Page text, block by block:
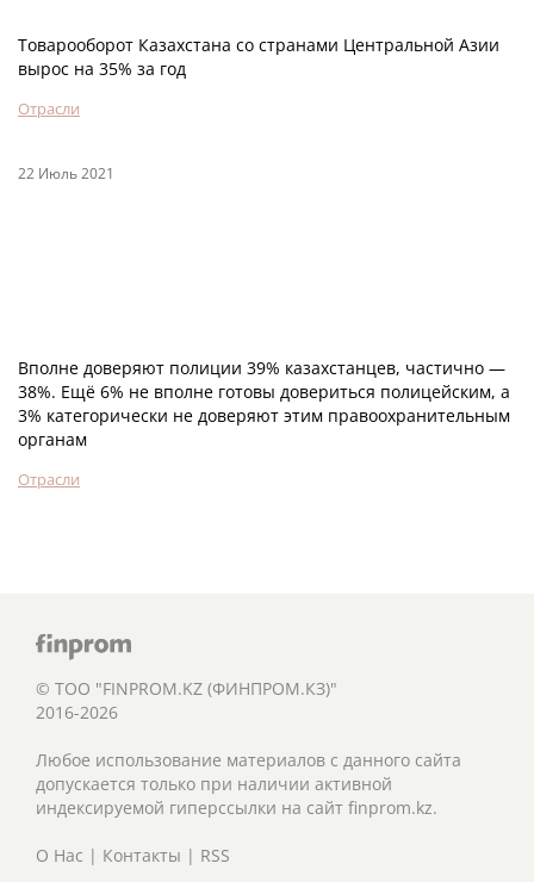
Товарооборот Казахстана со странами Центральной Азии
вырос на 35% за год
Отрасли
22 Июль 2021
Вполне доверяют полиции 39% казахстанцев, частично —
38%. Ещё 6% не вполне готовы довериться полицейским, а
3% категорически не доверяют этим правоохранительным
органам
Отрасли
© ТОО "FINPROM.KZ (ФИНПРОМ.КЗ)"
2016-2026
Любое использование материалов с данного сайта
допускается только при наличии активной
индексируемой гиперссылки на сайт finprom.kz.
О Нас | Контакты | RSS